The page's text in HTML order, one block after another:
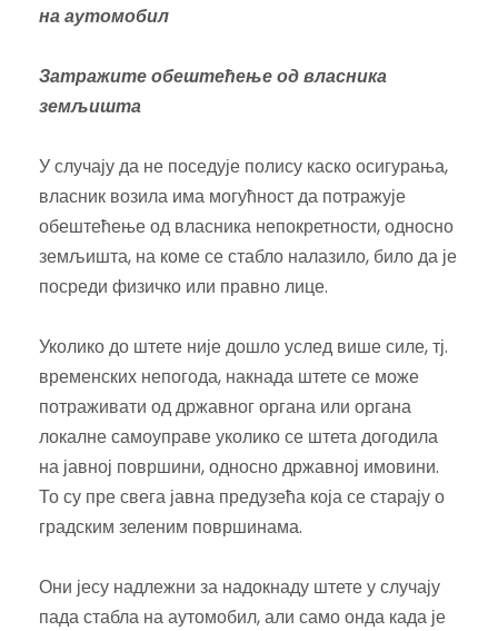
на аутомобил
Затражите обештећење од власника
земљишта
У случају да не поседује полису каско осигурања,
власник возила има могућност да потражује
обештећење од власника непокретности, односно
земљишта, на коме се стабло налазило, било да је
посреди физичко или правно лице.
Уколико до штете није дошло услед више силе, тј.
временских непогода, накнада штете се може
потраживати од државног органа или органа
локалне самоуправе уколико се штета догодила
на јавној површини, односно државној имовини.
То су пре свега јавна предузећа која се старају о
градским зеленим површинама.
Они јесу надлежни за надокнаду штете у случају
пада стабла на аутомобил, али само онда када је